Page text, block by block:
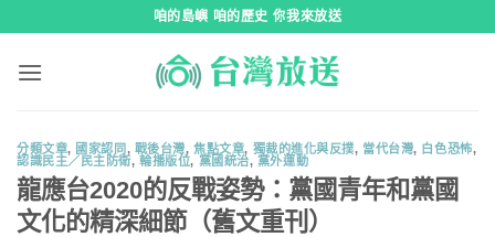
咱的島嶼 咱的歷史 你我來放送
分類文章, 國家認同, 戰後台灣,焦點文章, 獨裁的進化與反撲, 當代台灣, 白色恐怖,
認識民主／民主防衛,輪播版位, 黨國統治, 黨外運動
龍應台2020的反戰姿勢：黨國青年和黨國
文化的精深細節（舊文重刊）